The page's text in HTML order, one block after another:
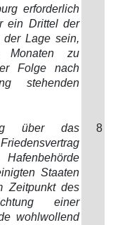
erforderlich
ein Drittel der
der Lage sein,
Monaten zu
Folge nach
stehenden
über das
Staaten
Zeitpunkt des
einer
wohlwollend
8